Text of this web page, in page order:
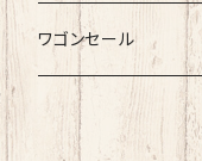
ワゴンセール